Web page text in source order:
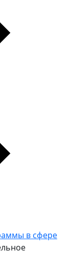
в сфере